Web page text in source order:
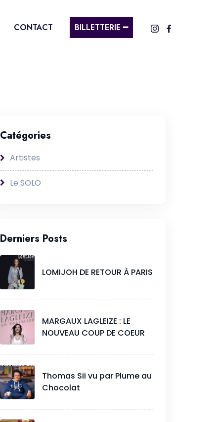
CONTACT BILLETTERIE ━
Catégories
Artistes
Le SOLO
Derniers Posts
LOMIJOH DE RETOUR À PARIS
MARGAUX LAGLEIZE : LE
NOUVEAU COUP DE COEUR
Thomas Sii vu par Plume au
Chocolat